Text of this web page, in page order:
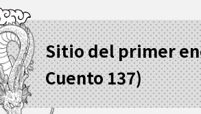
Sitio del primer
Cuento 137)